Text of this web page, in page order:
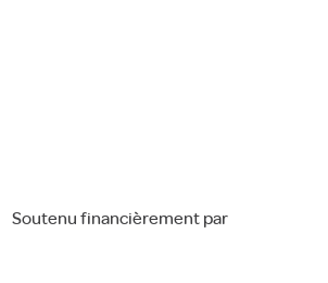
Soutenu financièrement par